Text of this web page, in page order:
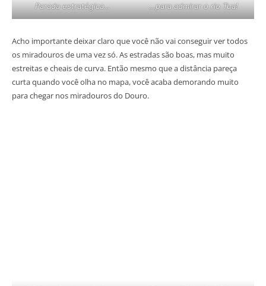
Parada estratégica… …para admirar o rio Tua!
Acho importante deixar claro que você não vai conseguir ver todos
os miradouros de uma vez só. As estradas são boas, mas muito
estreitas e cheais de curva. Então mesmo que a distância pareça
curta quando você olha no mapa, você acaba demorando muito
para chegar nos miradouros do Douro.